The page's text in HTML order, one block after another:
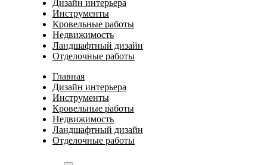
Дизайн интерьера
Инструменты
Кровельные работы
Недвижимость
Ландшафтный дизайн
Отделочные работы
Главная
Дизайн интерьера
Инструменты
Кровельные работы
Недвижимость
Ландшафтный дизайн
Отделочные работы